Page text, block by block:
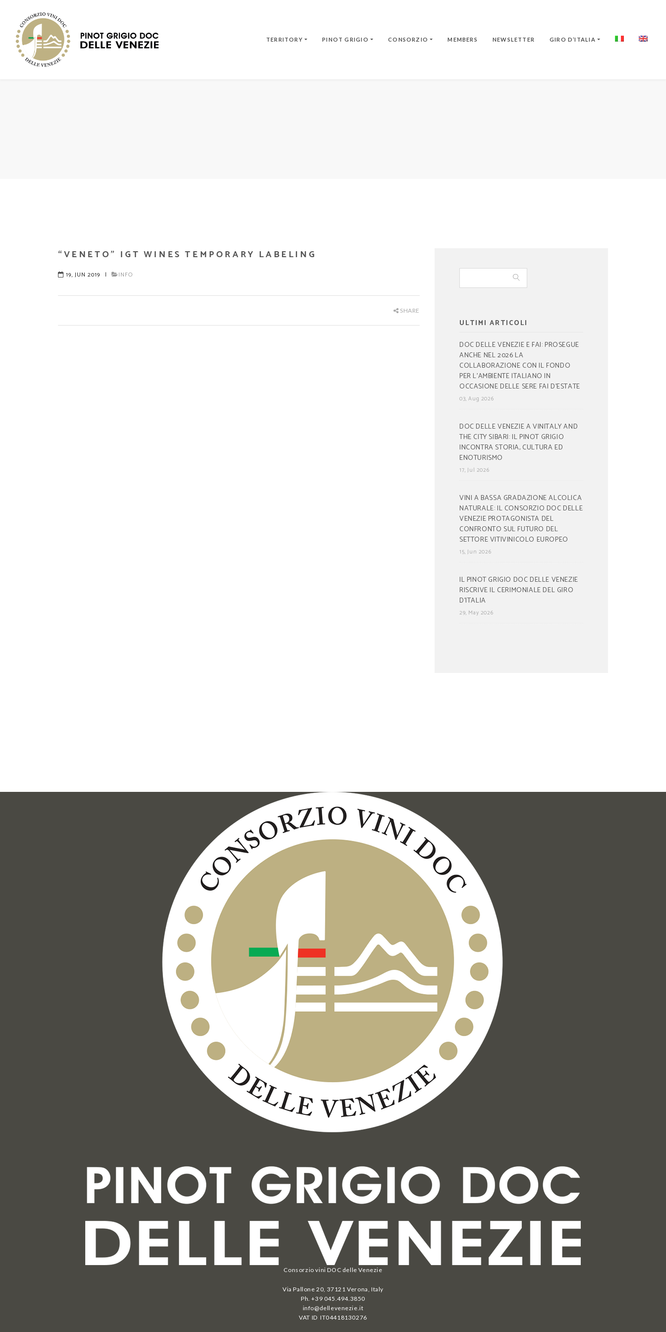
TERRITORY PINOT GRIGIO CONSORZIO MEMBERS NEWSLETTER GIRO D’ITALIA
“VENETO” IGT WINES TEMPORARY LABELING
19, JUN 2019 | INFO
SHARE
ULTIMI ARTICOLI
DOC DELLE VENEZIE E FAI: PROSEGUE
ANCHE NEL 2026 LA
COLLABORAZIONE CON IL FONDO
PER L’AMBIENTE ITALIANO IN
OCCASIONE DELLE SERE FAI D’ESTATE
03, Aug 2026
DOC DELLE VENEZIE A VINITALY AND
THE CITY SIBARI: IL PINOT GRIGIO
INCONTRA STORIA, CULTURA ED
ENOTURISMO
17, Jul 2026
VINI A BASSA GRADAZIONE ALCOLICA
NATURALE: IL CONSORZIO DOC DELLE
VENEZIE PROTAGONISTA DEL
CONFRONTO SUL FUTURO DEL
SETTORE VITIVINICOLO EUROPEO
15, Jun 2026
IL PINOT GRIGIO DOC DELLE VENEZIE
RISCRIVE IL CERIMONIALE DEL GIRO
D’ITALIA
29, May 2026
Consorzio vini DOC delle Venezie
Via Pallone 20, 37121 Verona, Italy
Ph. +39 045.494.3850
info@dellevenezie.it
VAT ID IT04418130276